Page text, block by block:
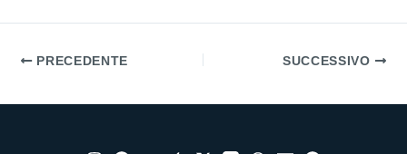
PRECEDENTE SUCCESSIVO